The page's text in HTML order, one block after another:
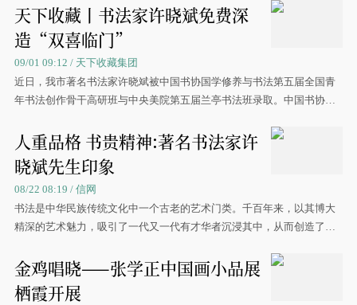
天下收藏丨书法家许晓斌免费深
造“双喜临门”
09/01 09:12 / 天下收藏集团
近日，我市著名书法家许晓斌被中国书协国学修养与书法第五届全国青
年书法创作骨干高研班与中央美院第五届兰亭书法班录取。中国书协举
人重品格 书贵精神:著名书法家许
晓斌先生印象
08/22 08:19 / 信网
书法是中华民族传统文化中一个古老的艺术门类。千百年来，以其博大
精深的艺术魅力，吸引了一代又一代有才华者沉浸其中，从而创造了一
金鸡唱晓——张学正中国画小品展
栖霞开展